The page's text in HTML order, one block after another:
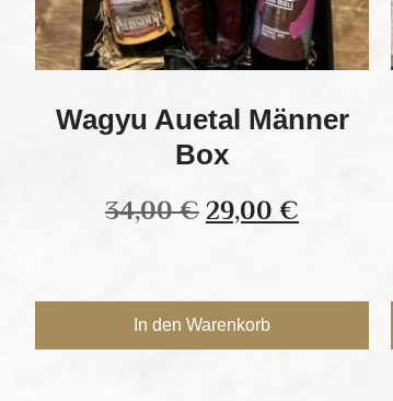
Wagyu Auetal Männer
Box
34,00€ 29,00 €
In den Warenkorb